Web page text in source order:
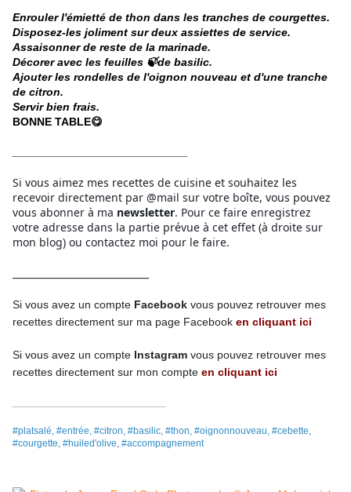
Enrouler l'émietté de thon dans les tranches de courgettes.
Disposez-les joliment sur deux assiettes de service.
Assaisonner de reste de la marinade.
Décorer avec les feuilles 🍃de basilic.
Ajouter les rondelles de l'oignon nouveau et d'une tranche
de citron.
Servir bien frais.
BONNE TABLE😋
Si vous aimez mes recettes de cuisine et souhaitez les
recevoir directement par @mail sur votre boîte, vous pouvez
vous abonner à ma newsletter. Pour ce faire enregistrez
votre adresse dans la partie prévue à cet effet (à droite sur
mon blog) ou contactez moi pour le faire.
Si vous avez un compte Facebook vous pouvez retrouver mes
recettes directement sur ma page Facebook en cliquant ici
Si vous avez un compte Instagram vous pouvez retrouver mes
recettes directement sur mon compte en cliquant ici
#platsalé, #entrée, #citron, #basilic, #thon, #oignonnouveau, #cebette,
#courgette, #huiled'olive, #accompagnement